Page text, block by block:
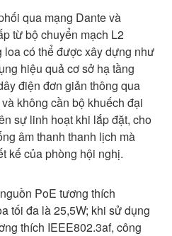
qua mạng Dante và
từ bộ chuyển mạch L2
có thể được xây dựng như
hiệu quả cơ sở hạ tầng
điện đơn giản thông qua
không cần bộ khuếch đại
sự linh hoạt khi lắp đặt, cho
âm thanh thanh lịch mà
kế của phòng hội nghị.
PoE tương thích
tối đa là 25,5W; khi sử dụng
thích IEEE802.3af, công